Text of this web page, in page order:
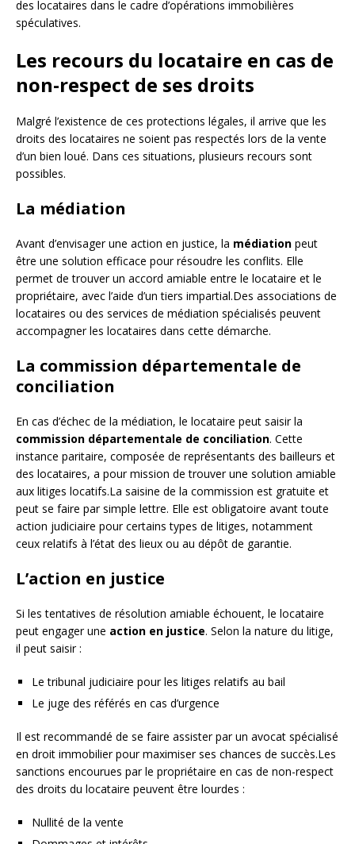
des locataires dans le cadre d’opérations immobilières
spéculatives.
Les recours du locataire en cas de
non-respect de ses droits
Malgré l’existence de ces protections légales, il arrive que les
droits des locataires ne soient pas respectés lors de la vente
d’un bien loué. Dans ces situations, plusieurs recours sont
possibles.
La médiation
Avant d’envisager une action en justice, la médiation peut
être une solution efficace pour résoudre les conflits. Elle
permet de trouver un accord amiable entre le locataire et le
propriétaire, avec l’aide d’un tiers impartial.Des associations de
locataires ou des services de médiation spécialisés peuvent
accompagner les locataires dans cette démarche.
La commission départementale de
conciliation
En cas d’échec de la médiation, le locataire peut saisir la
commission départementale de conciliation. Cette
instance paritaire, composée de représentants des bailleurs et
des locataires, a pour mission de trouver une solution amiable
aux litiges locatifs.La saisine de la commission est gratuite et
peut se faire par simple lettre. Elle est obligatoire avant toute
action judiciaire pour certains types de litiges, notamment
ceux relatifs à l’état des lieux ou au dépôt de garantie.
L’action en justice
Si les tentatives de résolution amiable échouent, le locataire
peut engager une action en justice. Selon la nature du litige,
il peut saisir :
Le tribunal judiciaire pour les litiges relatifs au bail
Le juge des référés en cas d’urgence
Il est recommandé de se faire assister par un avocat spécialisé
en droit immobilier pour maximiser ses chances de succès.Les
sanctions encourues par le propriétaire en cas de non-respect
des droits du locataire peuvent être lourdes :
Nullité de la vente